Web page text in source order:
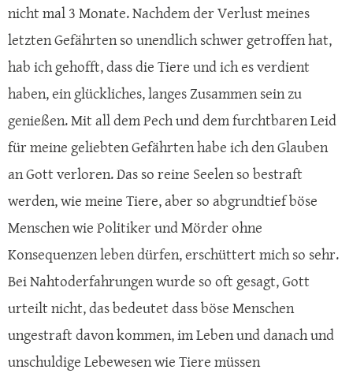
nicht mal 3 Monate. Nachdem der Verlust meines
letzten Gefährten so unendlich schwer getroffen hat,
hab ich gehofft, dass die Tiere und ich es verdient
haben, ein glückliches, langes Zusammen sein zu
genießen. Mit all dem Pech und dem furchtbaren Leid
für meine geliebten Gefährten habe ich den Glauben
an Gott verloren. Das so reine Seelen so bestraft
werden, wie meine Tiere, aber so abgrundtief böse
Menschen wie Politiker und Mörder ohne
Konsequenzen leben dürfen, erschüttert mich so sehr.
Bei Nahtoderfahrungen wurde so oft gesagt, Gott
urteilt nicht, das bedeutet dass böse Menschen
ungestraft davon kommen, im Leben und danach und
unschuldige Lebewesen wie Tiere müssen